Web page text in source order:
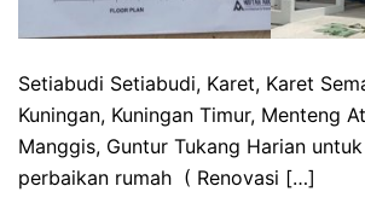
Setiabudi Setiabudi, Karet, Karet
Kuningan, Kuningan Timur, Menteng
Manggis, Guntur Tukang Harian
perbaikan rumah ( Renovasi […]